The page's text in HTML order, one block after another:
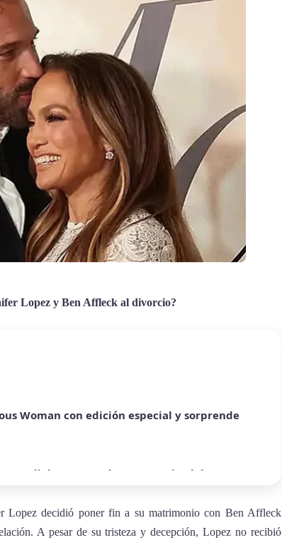
Lopez y Ben Affleck al divorcio?
Woman con edición especial y sorprende
mundial y sorprende con emotiva labor
sobre Palestina que vuelve a generar debate
Lopez decidió poner fin a su matrimonio con Ben Affleck
A pesar de su tristeza y decepción, Lopez no recibió